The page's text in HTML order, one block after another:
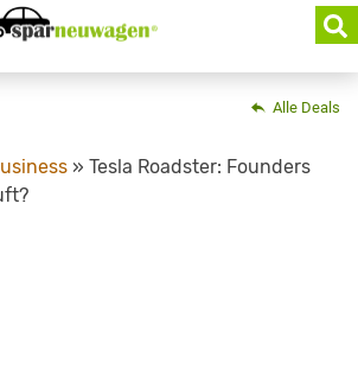
Alle Deals
» Tesla Roadster: Founders